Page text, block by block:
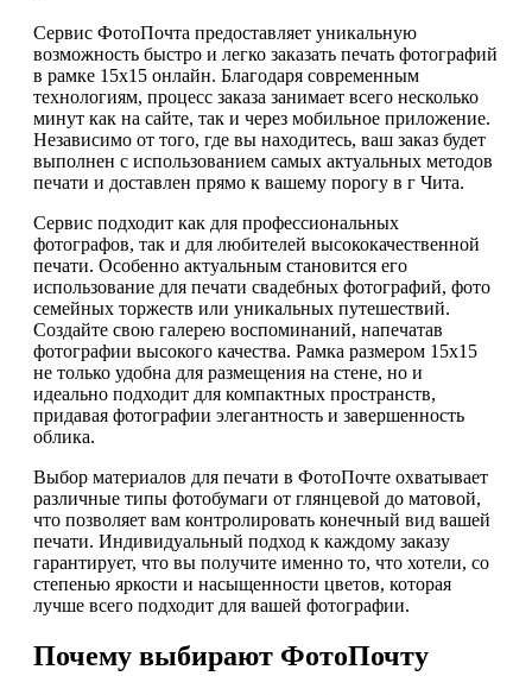
Сервис ФотоПочта предоставляет уникальную
возможность быстро и легко заказать печать фотографий
в рамке 15х15 онлайн. Благодаря современным
технологиям, процесс заказа занимает всего несколько
минут как на сайте, так и через мобильное приложение.
Независимо от того, где вы находитесь, ваш заказ будет
выполнен с использованием самых актуальных методов
печати и доставлен прямо к вашему порогу в г Чита.
Сервис подходит как для профессиональных
фотографов, так и для любителей высококачественной
печати. Особенно актуальным становится его
использование для печати свадебных фотографий, фото
семейных торжеств или уникальных путешествий.
Создайте свою галерею воспоминаний, напечатав
фотографии высокого качества. Рамка размером 15х15
не только удобна для размещения на стене, но и
идеально подходит для компактных пространств,
придавая фотографии элегантность и завершенность
облика.
Выбор материалов для печати в ФотоПочте охватывает
различные типы фотобумаги от глянцевой до матовой,
что позволяет вам контролировать конечный вид вашей
печати. Индивидуальный подход к каждому заказу
гарантирует, что вы получите именно то, что хотели, со
степенью яркости и насыщенности цветов, которая
лучше всего подходит для вашей фотографии.
Почему выбирают ФотоПочту